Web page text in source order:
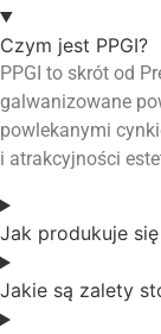
Czym jest PPGI?
PPGI to skrót od
galwanizowane
powlekanymi
i atrakcyjności
Jak produkuje
Jakie są zalety